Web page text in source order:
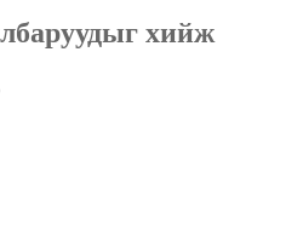
хийж